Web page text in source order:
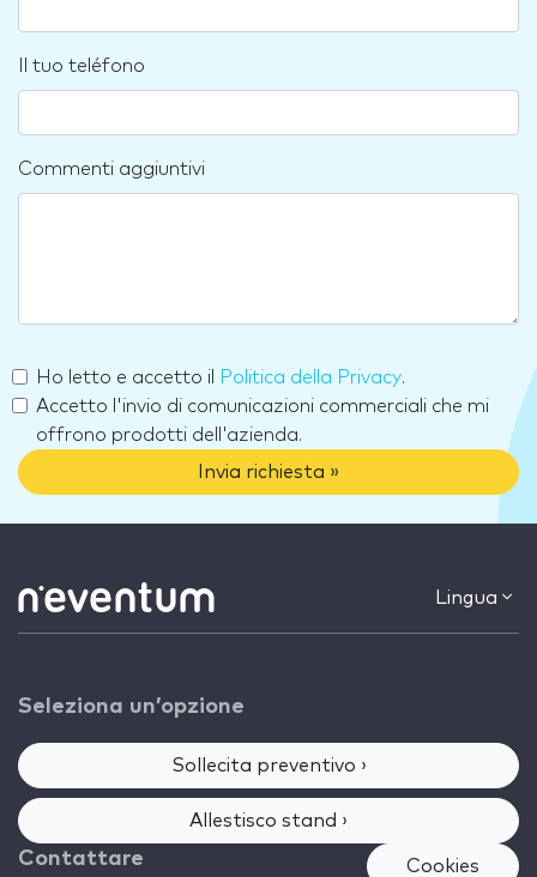
Il tuo teléfono
Commenti aggiuntivi
Ho letto e accetto il Politica della Privacy.
Accetto l'invio di comunicazioni commerciali che mi
offrono prodotti dell'azienda.
Invia richiesta »
Lingua
Seleziona un’opzione
Sollecita preventivo ›
Allestisco stand ›
Contattare Cookies